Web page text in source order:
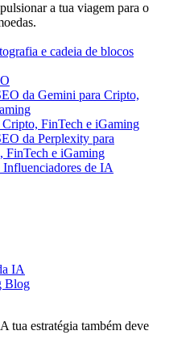
a tua viagem para o
e cadeia de blocos
da Gemini para Cripto,
FinTech e iGaming
da Perplexity para
FinTech e iGaming
de IA
IA
Blog
A tua estratégia também deve